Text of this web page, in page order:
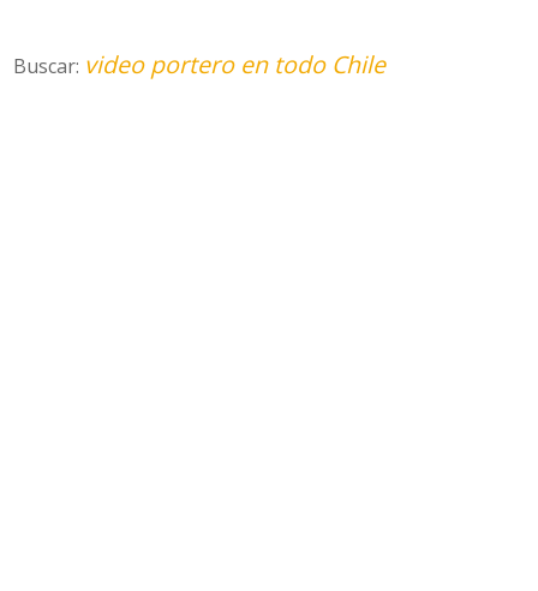
Buscar: video portero en todo Chile